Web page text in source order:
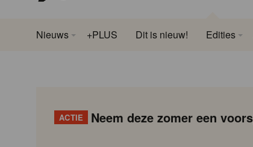
Nieuws +PLUS Dit is nieuw! Edities
ACTIE Neem deze zomer een